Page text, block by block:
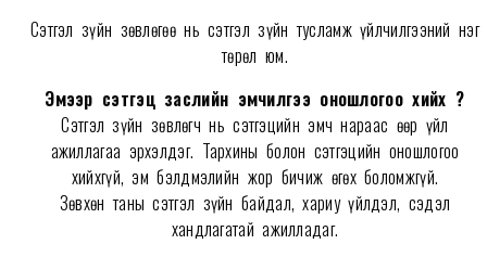
Сэтгэл зүйн зөвлөгөө нь сэтгэл зүйн тусламж үйлчилгээний нэг
төрөл юм.
Эмээр сэтгэц заслийн эмчилгээ оношлогоо хийх үү?
Сэтгэл зүйн зөвлөгч нь сэтгэцийн эмч нараас өөр үйл
ажиллагаа эрхэлдэг. Тархины болон сэтгэцийн оношлогоо
хийхгүй, эм бэлдмэлийн жор бичиж өгөх боломжгүй.
Зөвхөн таны сэтгэл зүйн байдал, хариу үйлдэл, сэдэл
хандлагатай ажилладаг.